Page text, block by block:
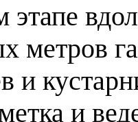
метров
и
и